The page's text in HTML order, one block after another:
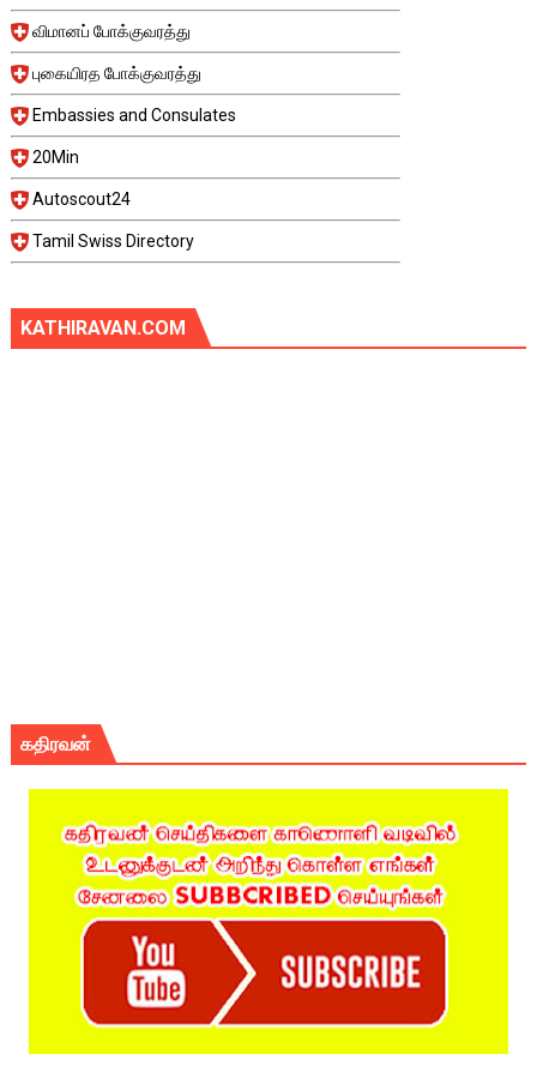
விமானப் போக்குவரத்து
புகையிரத போக்குவரத்து
Embassies and Consulates
20Min
Autoscout24
Tamil Swiss Directory
KATHIRAVAN.COM
கதிரவன்